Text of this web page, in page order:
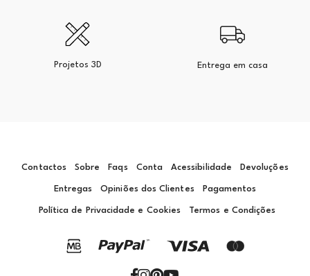
Projetos 3D Entrega em casa
Contactos Sobre Faqs Conta Acessibilidade Devoluções
Entregas Opiniões dos Clientes Pagamentos
Política de Privacidade e Cookies Termos e Condições